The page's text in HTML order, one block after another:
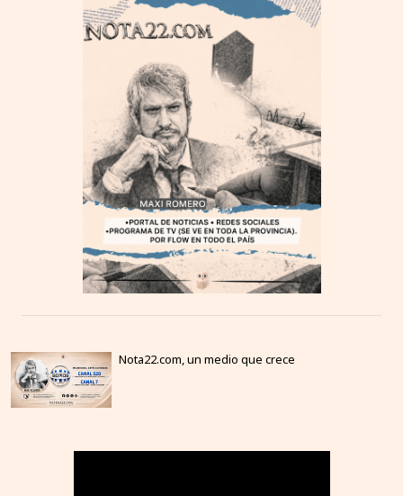
Nota22.com, un medio que crece